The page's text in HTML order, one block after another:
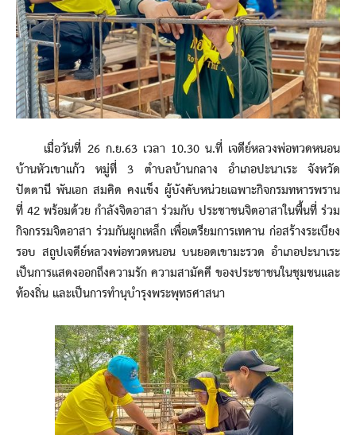
เมื่อวันที่ 26 ก.ย.63 เวลา 10.30 น.ที่ เจดีย์หลวงพ่อทวดหนอน
บ้านหัวเขาแก้ว หมู่ที่ 3 ตำบลบ้านกลาง อำเภอปะนาเระ จังหวัด
ปัตตานี พันเอก สมคิด คงแข็ง ผู้บังคับหน่วยเฉพาะกิจกรมทหารพราน
ที่ 42 พร้อมด้วย กำลังจิตอาสา ร่วมกับ ประชาชนจิตอาสาในพื้นที่ ร่วม
กิจกรรมจิตอาสา ร่วมกันผูกเหล็ก เพื่อเตรียมการเทคาน ก่อสร้างระเบียง
รอบ สถูปเจดีย์หลวงพ่อทวดหนอน บนยอดเขามะรวด อำเภอปะนาเระ
เป็นการแสดงออกถึงความรัก ความสามัคคี ของประชาชนในชุมชนและ
ท้องถิ่น และเป็นการทำนุบำรุงพระพุทธศาสนา